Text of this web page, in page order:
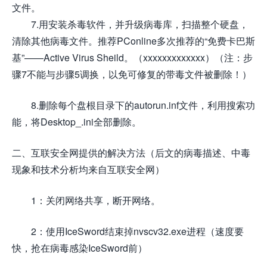
文件。
7.用安装杀毒软件，并升级病毒库，扫描整个硬盘，
清除其他病毒文件。推荐PConline多次推荐的“免费卡巴斯
基”——Active Virus Sheild。（xxxxxxxxxxxxx）（注：步
骤7不能与步骤5调换，以免可修复的带毒文件被删除！）
8.删除每个盘根目录下的autorun.inf文件，利用搜索功
能，将Desktop_.ini全部删除。
二、互联安全网提供的解决方法（后文的病毒描述、中毒
现象和技术分析均来自互联安全网）
1：关闭网络共享，断开网络。
2：使用IceSword结束掉nvscv32.exe进程（速度要
快，抢在病毒感染IceSword前）